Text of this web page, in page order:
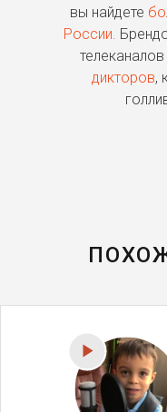
вы найдете
России.
дикторов,